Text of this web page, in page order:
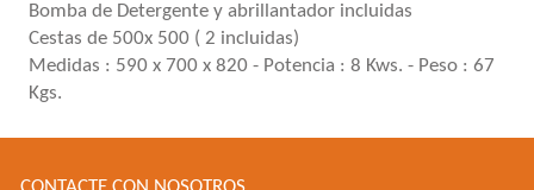
Bomba de Detergente y abrillantador incluidas
Cestas de 500x 500 ( 2 incluidas)
Medidas : 590 x 700 x 820 - Potencia : 8 Kws. - Peso : 67
Kgs.